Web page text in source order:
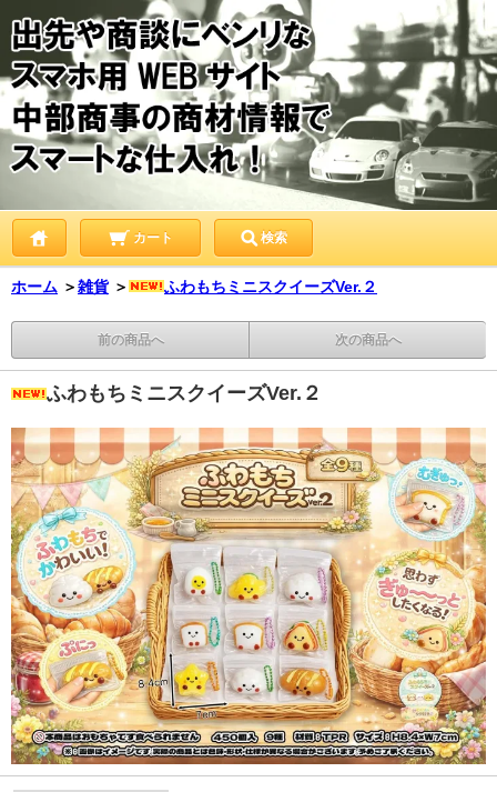
カート 検索
ホーム ＞雑貨 ＞ ふわもちミニスクイーズVer.２
前の商品へ 次の商品へ
ふわもちミニスクイーズVer.２